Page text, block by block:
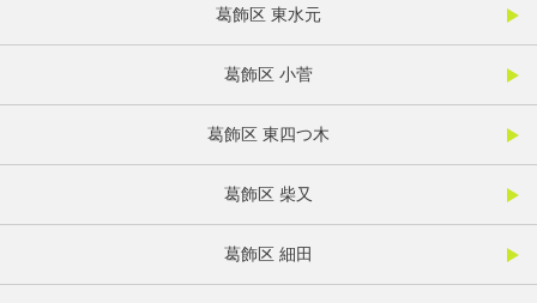
葛飾区 東水元
葛飾区 小菅
葛飾区 東四つ木
葛飾区 柴又
葛飾区 細田